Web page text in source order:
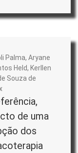
Palma, Aryane
Held, Kerllen
Souza de
de uma
dos